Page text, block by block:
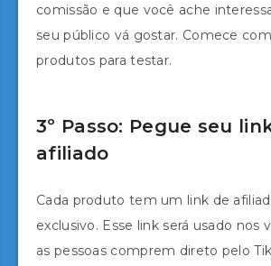
comissão e que você ache
seu público vá gostar. Comece
produtos para testar.
3º Passo: Pegue seu
afiliado
Cada produto tem um link de
exclusivo. Esse link será usado nos
as pessoas comprem direto pelo